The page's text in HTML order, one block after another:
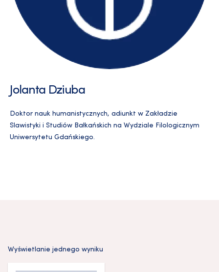
Jolanta Dziuba
Doktor nauk humanistycznych, adiunkt w Zakładzie
Slawistyki i Studiów Bałkańskich na Wydziale Filologicznym
Uniwersytetu Gdańskiego.
Wyświetlanie jednego wyniku